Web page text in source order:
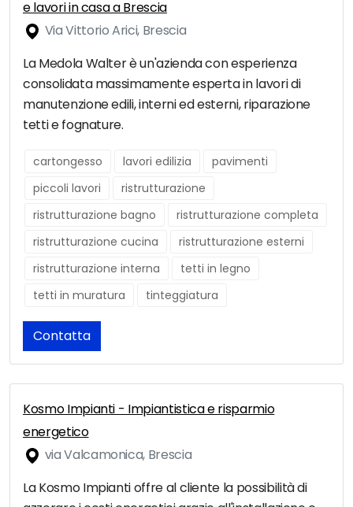
e lavori in casa a Brescia
Via Vittorio Arici, Brescia
La Medola Walter è un'azienda con esperienza
consolidata massimamente esperta in lavori di
manutenzione edili, interni ed esterni, riparazione
tetti e fognature.
cartongesso lavori edilizia
pavimenti
piccoli lavori
ristrutturazione
ristrutturazione bagno
ristrutturazione completa
ristrutturazione cucina
ristrutturazione esterni
ristrutturazione interna
tetti in legno
tetti in muratura
tinteggiatura
Contatta
Kosmo Impianti - Impiantistica e risparmio
energetico
via Valcamonica, Brescia
La Kosmo Impianti offre al cliente la possibilità di